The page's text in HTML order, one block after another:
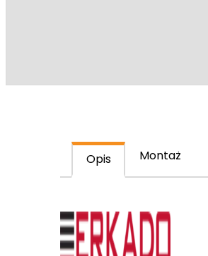
Opis Montaż